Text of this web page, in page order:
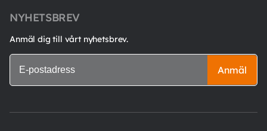
NYHETSBREV
Anmäl dig till vårt nyhetsbrev.
Anmäl